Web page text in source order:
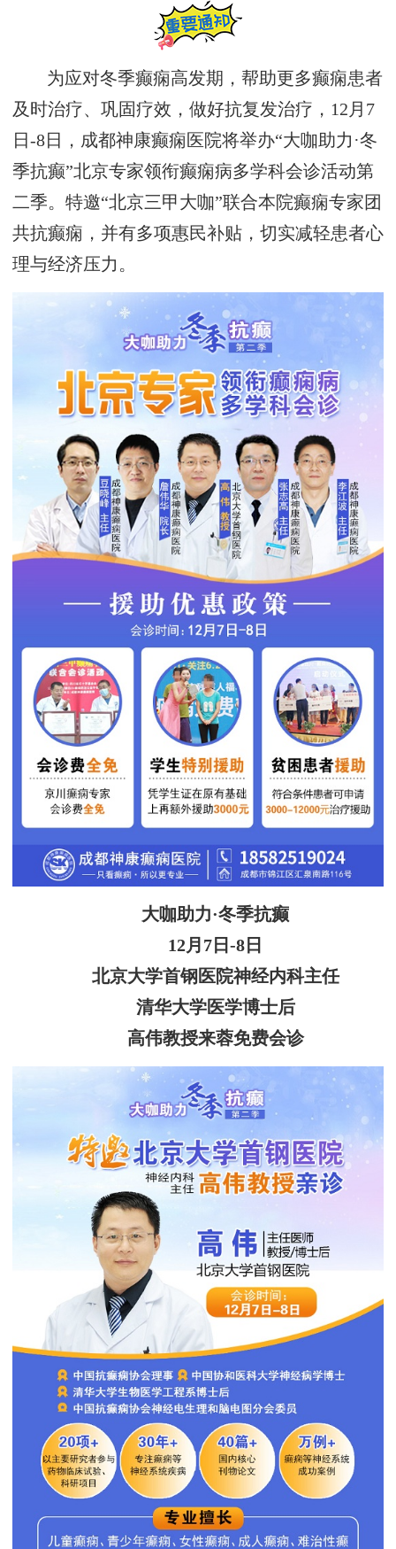
为应对冬季癫痫高发期，帮助更多癫痫患者
及时治疗、巩固疗效，做好抗复发治疗，12月7
日-8日，成都神康癫痫医院将举办“大咖助力·冬
季抗癫”北京专家领衔癫痫病多学科会诊活动第
二季。特邀“北京三甲大咖”联合本院癫痫专家团
共抗癫痫，并有多项惠民补贴，切实减轻患者心
理与经济压力。
大咖助力·冬季抗癫
12月7日-8日
北京大学首钢医院神经内科主任
清华大学医学博士后
高伟教授来蓉免费会诊